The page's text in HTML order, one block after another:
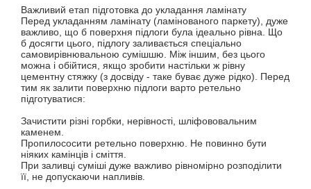
Важливий етап підготовка до укладання ламінату
Перед укладанням ламінату (ламінованого паркету), дуже
важливо, що б поверхня підлоги була ідеально рівна. Що
б досягти цього, підлогу заливається спеціально
самовирівнювальною сумішшю. Між іншим, без цього
можна і обійтися, якщо зробити настільки ж рівну
цементну стяжку (з досвіду - таке буває дуже рідко). Перед
тим як залити поверхню підлоги варто ретельно
підготуватися:
Зачистити різні горбки, нерівності, шліфововальним
каменем.
Пропилососити ретельно поверхню. Не повинно бути
ніяких камінців і сміття.
При заливці суміші дуже важливо рівномірно розподілити
її, не допускаючи напливів.